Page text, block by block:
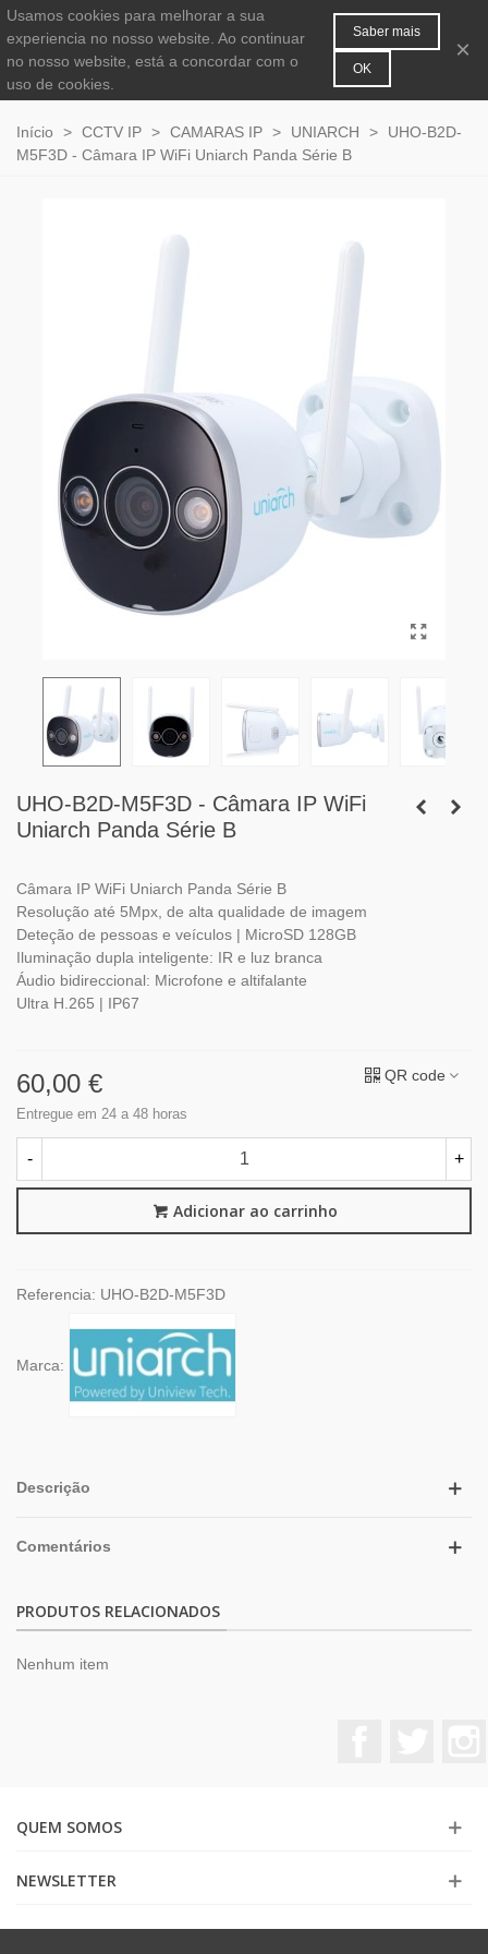
0
Início > CCTV IP > CAMARAS IP > UNIARCH >
UHO-B2D-
M5F3D - Câmara IP WiFi Uniarch Panda Série B
UHO-B2D-M5F3D - Câmara IP WiFi
Uniarch Panda Série B
Câmara IP WiFi Uniarch Panda Série B
Resolução até 5Mpx, de alta qualidade de imagem
Deteção de pessoas e veículos | MicroSD 128GB
Iluminação dupla inteligente: IR e luz branca
Áudio bidireccional: Microfone e altifalante
Ultra H.265 | IP67
60,00 €
Entregue em 24 a 48 horas
QR code
- +
Adicionar ao carrinho
Referencia: UHO-B2D-M5F3D
Marca:
Descrição
Comentários
PRODUTOS RELACIONADOS
Nenhum item
QUEM SOMOS
NEWSLETTER
Usamos cookies para melhorar a sua
experiencia no nosso website. Ao continuar
no nosso website, está a concordar com o
uso de cookies.
Saber mais
OK
×